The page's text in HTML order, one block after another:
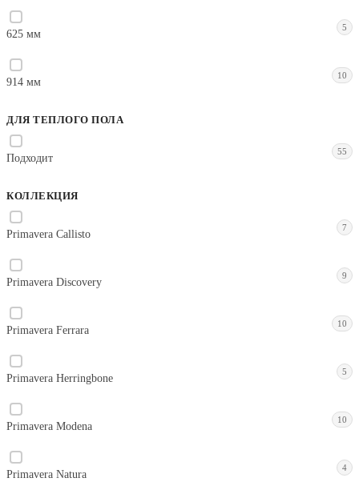
625 мм
5
914 мм
10
ДЛЯ ТЕПЛОГО ПОЛА
Подходит
55
КОЛЛЕКЦИЯ
Primavera Callisto
7
Primavera Discovery
9
Primavera Ferrara
10
Primavera Herringbone
5
Primavera Modena
10
Primavera Natura
4